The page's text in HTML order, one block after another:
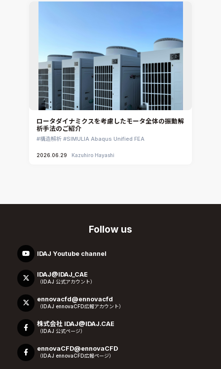
ロータダイナミクスを考慮したモータ全体の振動解
析手法のご紹介
構造解析 SIMULIA Abaqus Unified FEA
2026.06.29 Kazuhiro Hayashi
Follow us
IDAJ Youtube channel
IDAJ@IDAJ_CAE
（IDAJ 公式アカウント）
ennovacfd@ennovacfd
（IDAJ ennovaCFD広報アカウント）
株式会社 IDAJ@IDAJ.CAE
（IDAJ 公式ページ）
ennovaCFD@ennovaCFD
（IDAJ ennovaCFD広報ページ）